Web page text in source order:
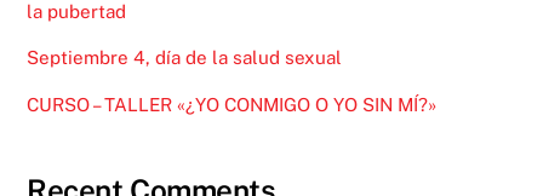
la pubertad
Septiembre 4, día de la salud sexual
CURSO – TALLER «¿YO CONMIGO O YO SIN MÍ?»